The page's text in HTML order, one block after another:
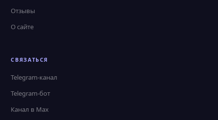
Отзывы
О сайте
СВЯЗАТЬСЯ
Telegram-канал
Telegram-бот
Канал в Max